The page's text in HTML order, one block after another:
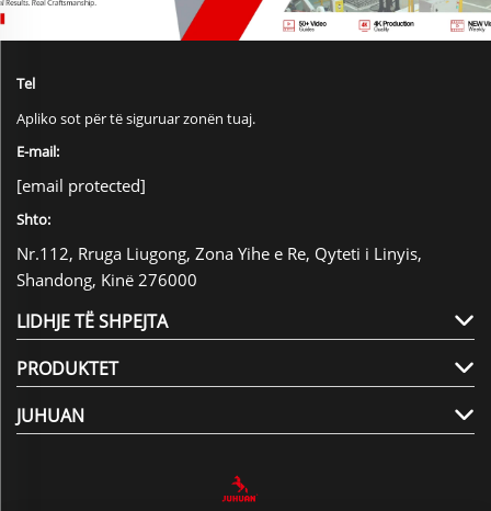
Tel
Apliko sot për të siguruar zonën tuaj.
E-mail:
[email protected]
Shto:
Nr.112, Rruga Liugong, Zona Yihe e Re, Qyteti i Linyis,
Shandong, Kinë 276000
LIDHJE TË SHPEJTA
PRODUKTET
JUHUAN